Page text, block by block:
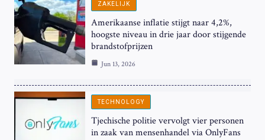
ZAKELIJK
Amerikaanse inflatie stijgt naar 4,2%,
hoogste niveau in drie jaar door stijgende
brandstofprijzen
Jun 13, 2026
TECHNOLOGY
Tjechische politie vervolgt vier personen
in zaak van mensenhandel via OnlyFans